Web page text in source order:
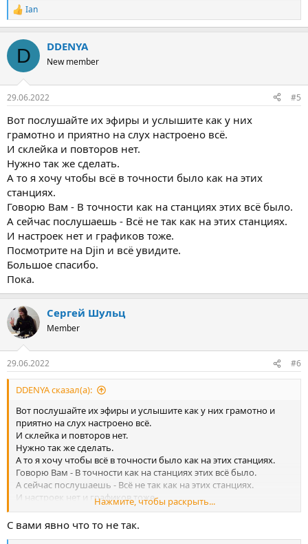
Р
е
к
и
Ian
D DDENYA
New member
29.06.2022 #5
Вот послушайте их эфиры и услышите как у них
грамотно и приятно на слух настроено всё.
И склейка и повторов нет.
Нужно так же сделать.
А то я хочу чтобы всё в точности было как на этих
станциях.
Говорю Вам - В точности как на станциях этих всё было.
А сейчас послушаешь - Всё не так как на этих станциях.
И настроек нет и графиков тоже.
Посмотрите на Djin и всё увидите.
Большое спасибо.
Пока.
Сергей Шульц
Member
29.06.2022 #6
DDENYA сказал(а):
Вот послушайте их эфиры и услышите как у них грамотно и
приятно на слух настроено всё.
И склейка и повторов нет.
Нужно так же сделать.
А то я хочу чтобы всё в точности было как на этих станциях.
Говорю Вам - В точности как на станциях этих всё было.
А сейчас послушаешь - Всё не так как на этих станциях.
И настроек нет и графиков тоже.
Посмотрите на Djin и всё увидите.
Нажмите, чтобы раскрыть...
С вами явно что то не так.